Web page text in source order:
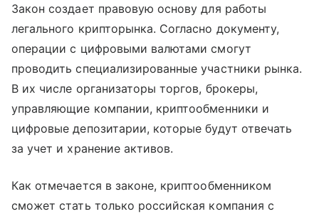
Закон создает правовую основу для работы
легального крипторынка. Согласно документу,
операции с цифровыми валютами смогут
проводить специализированные участники рынка.
В их числе организаторы торгов, брокеры,
управляющие компании, криптообменники и
цифровые депозитарии, которые будут отвечать
за учет и хранение активов.
Как отмечается в законе, криптообменником
сможет стать только российская компания с